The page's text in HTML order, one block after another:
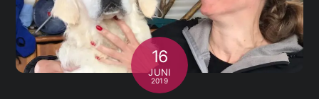
16
JUNI
2019